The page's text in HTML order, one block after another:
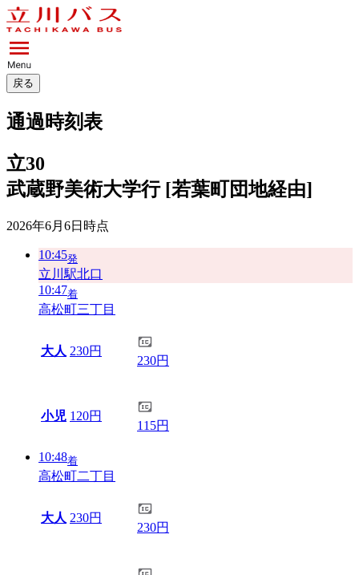
戻る
通過時刻表
立30
武蔵野美術大学行 [若葉町団地経由]
2026年6月6日 時点
10:45発
立川駅北口
10:47着
高松町三丁目
大人 230円
230円
小児 120円
115円
10:48着
高松町二丁目
大人 230円
230円